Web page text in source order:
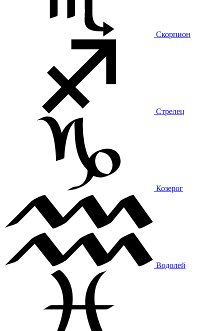
Скорпион
Стрелец
Козерог
Водолей